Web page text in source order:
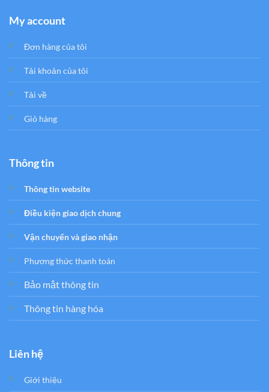
My account
Đơn hàng của tôi
Tải khoản của tôi
Tải về
Giỏ hàng
Thông tin
Thông tin website
Điều kiện giao dịch chung
Vận chuyển và giao nhận
Phương thức thanh toán
Bảo mật thông tin
Thông tin hàng hóa
Liên hệ
Giới thiệu